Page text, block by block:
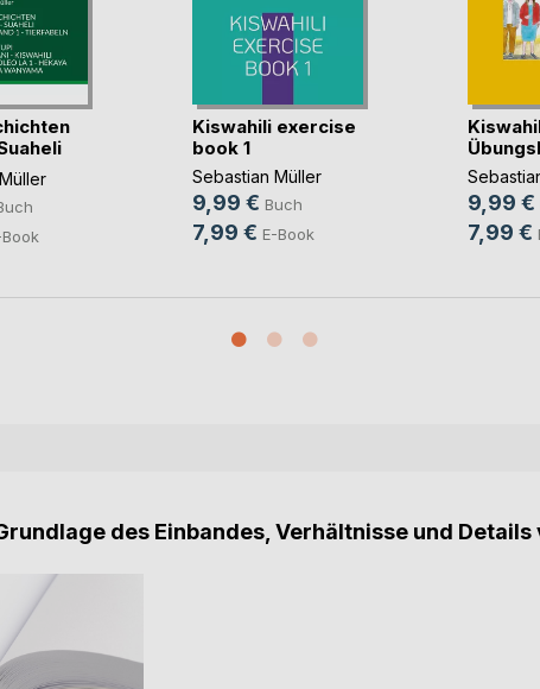
Book
Kiswahili exercise
book 1
Sebastian Müller
9,99 € Buch
7,99 € E-Book
9,99 €
7,99 €
des Einbandes, Verhältnisse und